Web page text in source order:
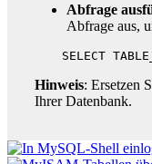
Abfrage
Abfrage aus,
Hinweis: Ersetzen
Ihrer Datenbank.